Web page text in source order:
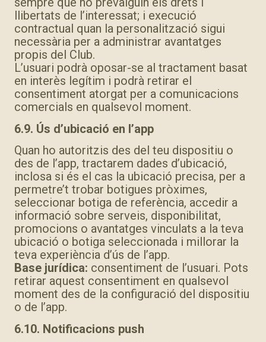
llibertats de l’interessat; i execució
contractual quan la personalització sigui
necessària per a administrar avantatges
propis del Club.
L’usuari podrà oposar-se al tractament basat
en interès legítim i podrà retirar el
consentiment atorgat per a comunicacions
comercials en qualsevol moment.
6.9. Ús d’ubicació en l’app
Quan ho autoritzis des del teu dispositiu o
des de l’app, tractarem dades d’ubicació,
inclosa si és el cas la ubicació precisa, per a
permetre’t trobar botigues pròximes,
seleccionar botiga de referència, accedir a
informació sobre serveis, disponibilitat,
promocions o avantatges vinculats a la teva
ubicació o botiga seleccionada i millorar la
teva experiència d’ús de l’app.
Base jurídica: consentiment de l’usuari. Pots
retirar aquest consentiment en qualsevol
moment des de la configuració del dispositiu
o de l’app.
6.10. Notificacions push